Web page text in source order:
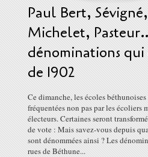
Paul Bert, Sévigné,
Michelet,
dénominations
de 1902
Ce dimanche, les écoles
fréquentées non pas par les écoliers
électeurs. Certaines seront
de vote : Mais savez-vous depuis
sont dénommées ainsi ? Les
rues de Béthune...